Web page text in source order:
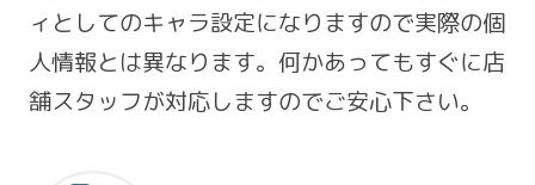
ィとしてのキャラ設定になりますので実際の個
人情報とは異なります。何かあってもすぐに店
舗スタッフが対応しますのでご安心下さい。